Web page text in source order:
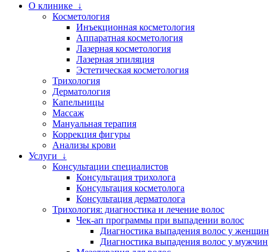
О клинике ↓
Косметология
Инъекционная косметология
Аппаратная косметология
Лазерная косметология
Лазерная эпиляция
Эстетическая косметология
Трихология
Дерматология
Капельницы
Массаж
Мануальная терапия
Коррекция фигуры
Анализы крови
Услуги ↓
Консультации специалистов
Консультация трихолога
Консультация косметолога
Консультация дерматолога
Трихология: диагностика и лечение волос
Чек-ап программы при выпадении волос
Диагностика выпадения волос у женщин
Диагностика выпадения волос у мужчин